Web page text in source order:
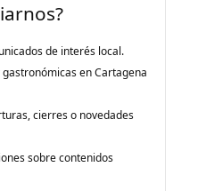
de interés local.
en Cartagena
cierres o novedades
sobre contenidos